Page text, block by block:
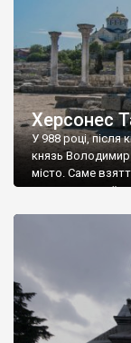
Херсонес
У 988 році, після
князь Володимир
місто. Саме
диктувати свої
Херсонесі
А потім було